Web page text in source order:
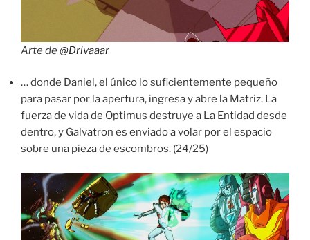
Arte de@Drivaaar
… donde Daniel, el único lo suficientemente pequeño
para pasar por la apertura, ingresa y abre la Matriz. La
fuerza de vida de Optimus destruye a La Entidad desde
dentro, y Galvatron es enviado a volar por el espacio
sobre una pieza de escombros. (24/25)